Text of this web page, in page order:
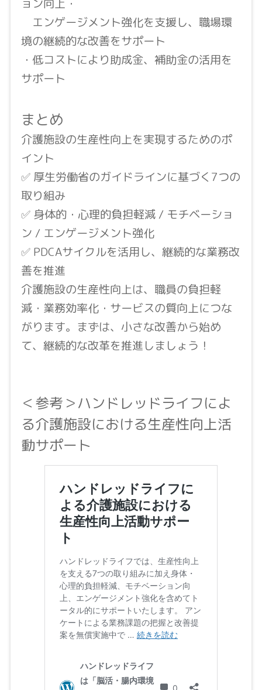
ョン向上・
エンゲージメント強化を支援し、職場環
境の継続的な改善をサポート
・低コストにより助成金、補助金の活用を
サポート
まとめ
介護施設の生産性向上を実現するためのポ
イント
✅ 厚生労働省のガイドラインに基づく7つの
取り組み
✅ 身体的・心理的負担軽減 / モチベーショ
ン / エンゲージメント強化
✅ PDCAサイクルを活用し、継続的な業務改
善を推進
介護施設の生産性向上は、職員の負担軽
減・業務効率化・サービスの質向上につな
がります。まずは、小さな改善から始め
て、継続的な改革を推進しましょう！
＜参考＞ハンドレッドライフによ
る介護施設における生産性向上活
動サポート